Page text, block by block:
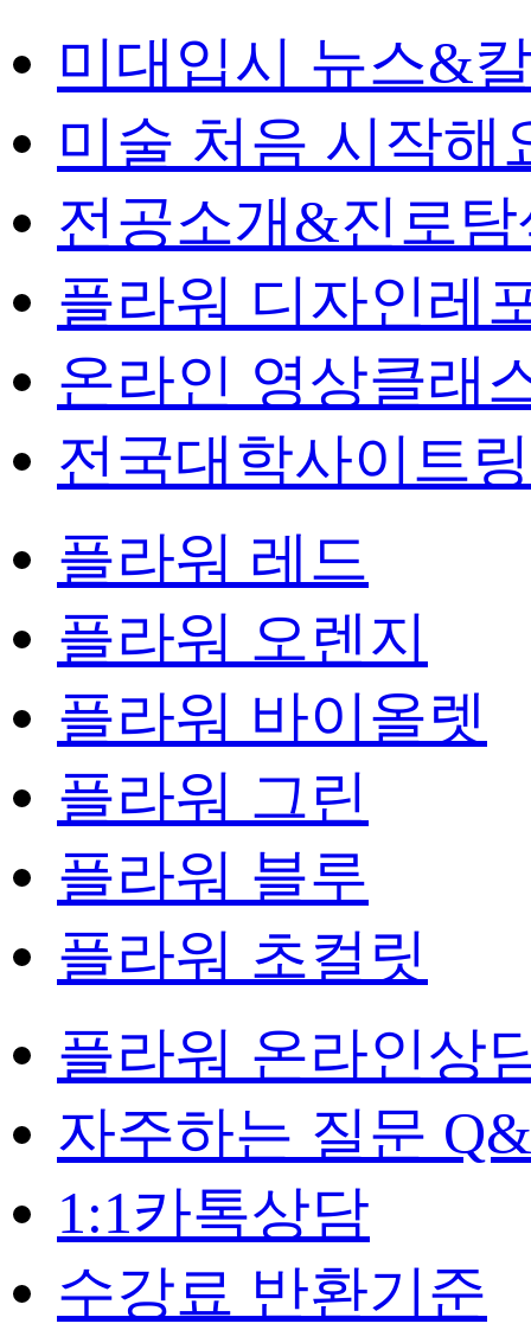
미대입시 뉴스&
미술 처음 시작해
전공소개&진로
플라워 디자인레
온라인 영상클래
전국대학사이트
플라워 레드
플라워 오렌지
플라워 바이올렛
플라워 그린
플라워 블루
플라워 초컬릿
플라워 온라인상
자주하는 질문
1:1카톡상담
수강료 반환기준